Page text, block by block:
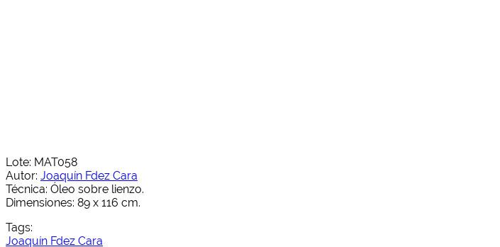
Lote: MAT058
Autor: Joaquín Fdez Cara
Técnica: Óleo sobre lienzo.
Dimensiones: 89 x 116 cm.
Tags:
Joaquín Fdez Cara